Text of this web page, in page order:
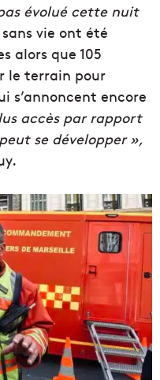
évolué cette nuit
vie ont été
alors que 105
le terrain pour
s’annoncent encore
accès par rapport
se développer »,